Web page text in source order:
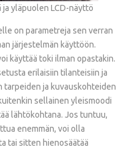
ja yläpuolen LCD-näyttö
on parametreja sen verran
järjestelmän käyttöön.
käyttää toki ilman opastakin.
erilaisiin tilanteisiin ja
tarpeiden ja kuvauskohteiden
sellainen yleismoodi
lähtökohtana. Jos tuntuu,
enemmän, voi olla
tai sitten hienosäätää